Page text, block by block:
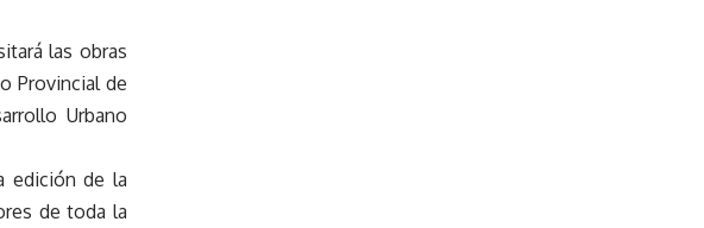
las obras
Provincial de
Urbano
edición de la
de toda la